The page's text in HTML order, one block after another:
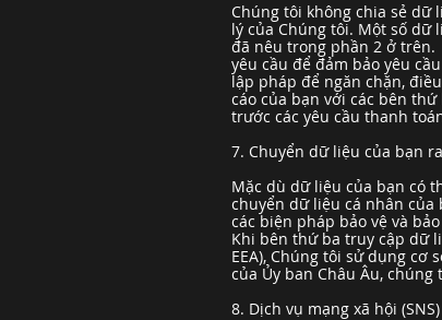
Chúng tôi không chia sẻ
lý của Chúng tôi. Một số
đã nêu trong phần 2 ở
yêu cầu để đảm bảo yêu
lập pháp để ngăn chặn,
cáo của bạn với các bên
trước các yêu cầu thanh
7. Chuyển dữ liệu của bạn
Mặc dù dữ liệu của bạn có
chuyển dữ liệu cá nhân của
các biện pháp bảo vệ và
Khi bên thứ ba truy cập dữ
EEA), Chúng tôi sử dụng
của Ủy ban Châu Âu,
8. Dịch vụ mạng xã hội (SNS)